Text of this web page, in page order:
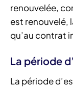
renouvelée,
est renouvelé,
qu’au contrat
La période
La période